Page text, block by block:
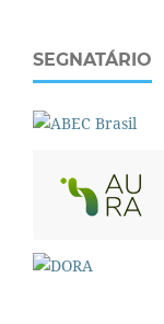
SEGNATÁRIO